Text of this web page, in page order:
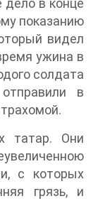
дело в конце
показанию
видел
ужина в
солдата
в
татар. Они
с которых
грязь, и